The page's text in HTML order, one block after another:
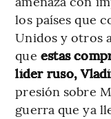
los países que
Unidos y otros
que estas
líder ruso,
presión sobre
guerra que ya